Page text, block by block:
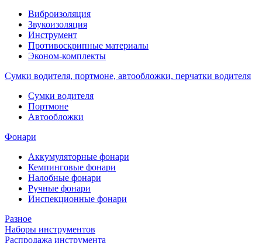
Виброизоляция
Звукоизоляция
Инструмент
Противоскрипные материалы
Эконом-комплекты
Сумки водителя, портмоне, автообложки, перчатки водителя
Cумки водителя
Портмоне
Автообложки
Фонари
Аккумуляторные фонари
Кемпинговые фонари
Налобные фонари
Ручные фонари
Инспекционные фонари
Разное
Наборы инструментов
Распродажа инструмента